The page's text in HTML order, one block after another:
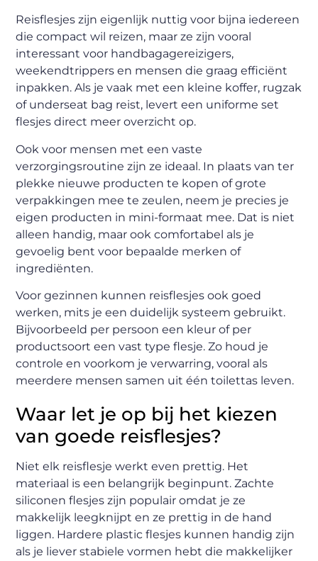
Reisflesjes zijn eigenlijk nuttig voor bijna iedereen
die compact wil reizen, maar ze zijn vooral
interessant voor handbagagereizigers,
weekendtrippers en mensen die graag efficiënt
inpakken. Als je vaak met een kleine koffer, rugzak
of underseat bag reist, levert een uniforme set
flesjes direct meer overzicht op.
Ook voor mensen met een vaste
verzorgingsroutine zijn ze ideaal. In plaats van ter
plekke nieuwe producten te kopen of grote
verpakkingen mee te zeulen, neem je precies je
eigen producten in mini-formaat mee. Dat is niet
alleen handig, maar ook comfortabel als je
gevoelig bent voor bepaalde merken of
ingrediënten.
Voor gezinnen kunnen reisflesjes ook goed
werken, mits je een duidelijk systeem gebruikt.
Bijvoorbeeld per persoon een kleur of per
productsoort een vast type flesje. Zo houd je
controle en voorkom je verwarring, vooral als
meerdere mensen samen uit één toilettas leven.
Waar let je op bij het kiezen
van goede reisflesjes?
Niet elk reisflesje werkt even prettig. Het
materiaal is een belangrijk beginpunt. Zachte
siliconen flesjes zijn populair omdat je ze
makkelijk leegknijpt en ze prettig in de hand
liggen. Hardere plastic flesjes kunnen handig zijn
als je liever stabiele vormen hebt die makkelijker